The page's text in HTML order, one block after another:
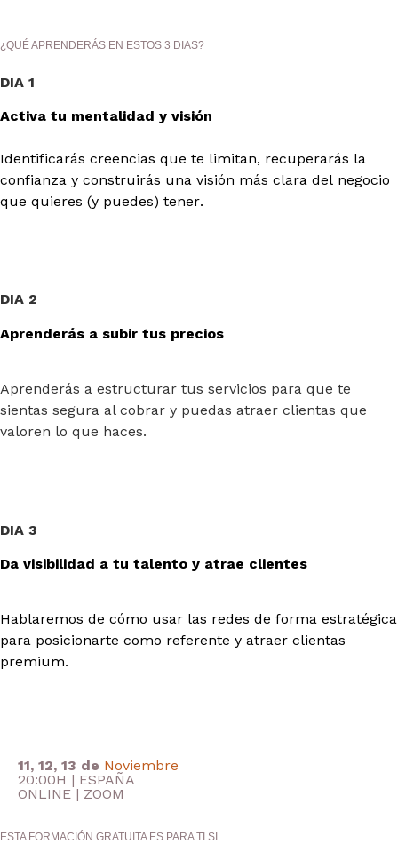
¿QUÉ APRENDERÁS EN ESTOS 3 DIAS?
DIA 1
Activa tu mentalidad y visión
Identificarás creencias que te limitan, recuperarás la
confianza y construirás una visión más clara del negocio
que quieres (y puedes) tener.
DIA 2
Aprenderás a subir tus precios
Aprenderás a estructurar tus servicios para que te
sientas segura al cobrar y puedas atraer clientas que
valoren lo que haces.
DIA 3
Da visibilidad a tu talento y atrae clientes
Hablaremos de cómo usar las redes de forma estratégica
para posicionarte como referente y atraer clientas
premium.
11, 12, 13 de Noviembre
20:00H | ESPAÑA
ONLINE | ZOOM
ESTA FORMACIÓN GRATUITA ES PARA TI SI…